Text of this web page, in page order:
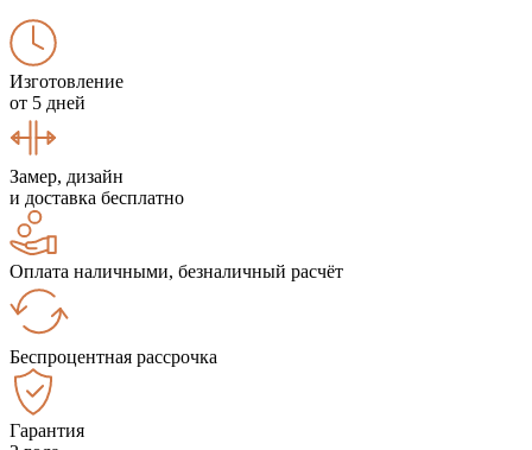
Изготовление
от 5 дней
Замер, дизайн
и доставка бесплатно
Оплата наличными, безналичный расчёт
Беспроцентная рассрочка
Гарантия